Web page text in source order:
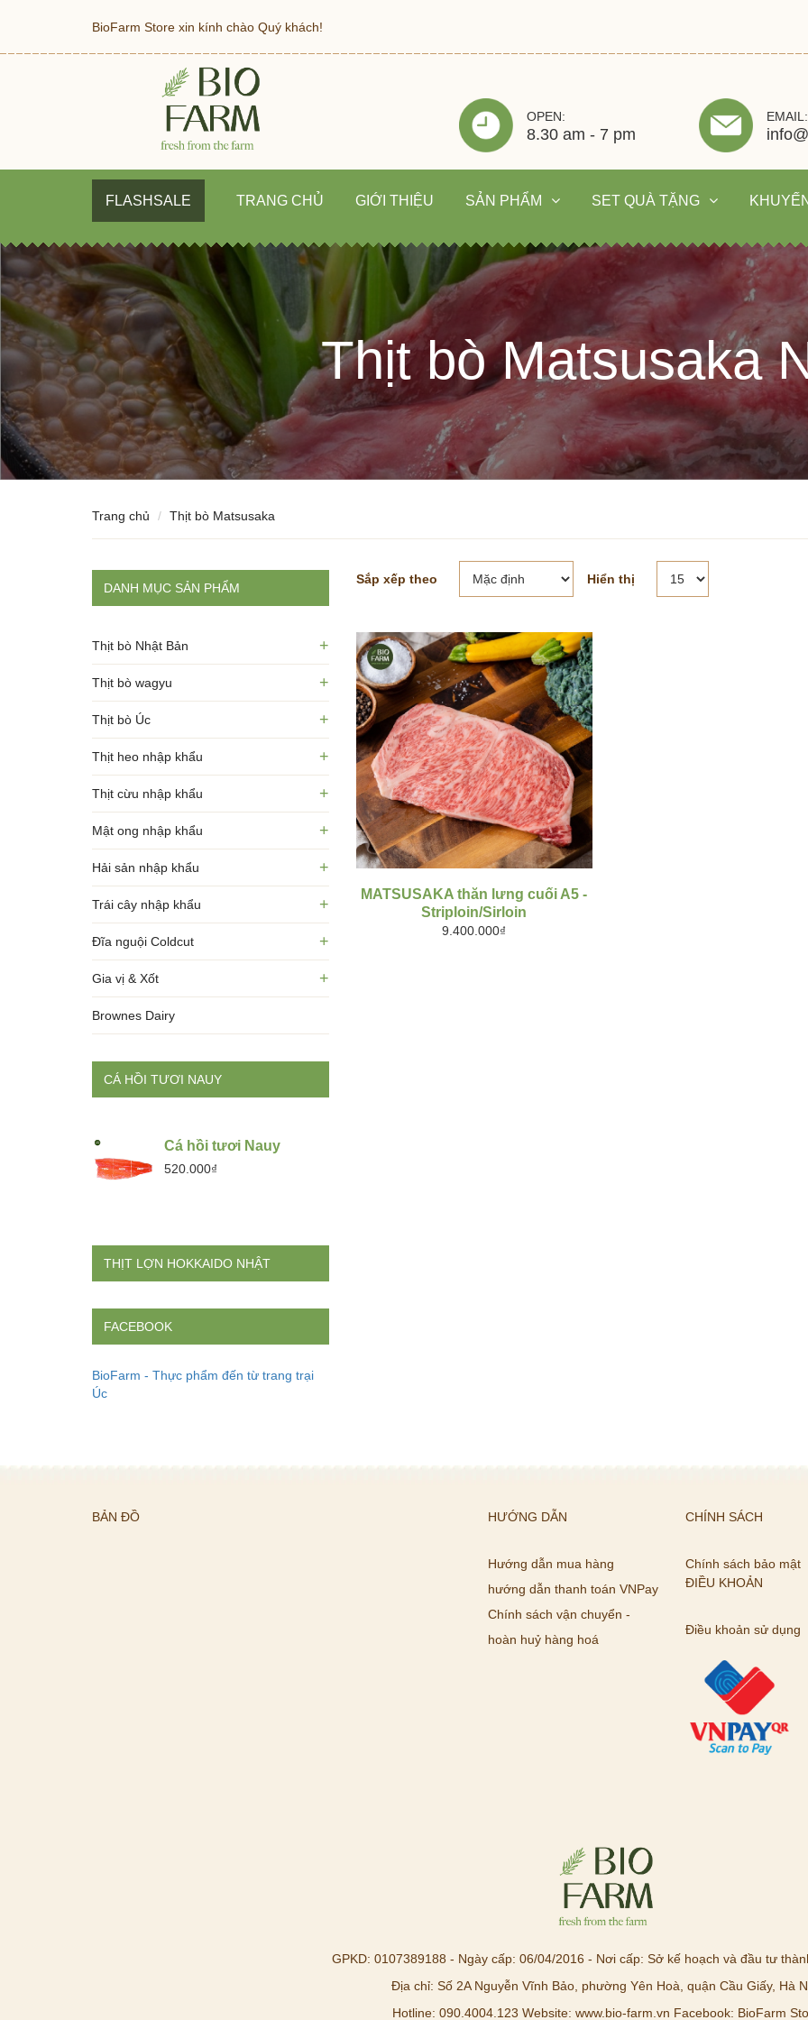
BioFarm Store xin kính chào Quý khách!
EMAIL:
OPEN:
8.30 am - 7 pm
FLASHSALE TRANG CHỦ GIỚI THIỆU SẢN PHẨM SET QUÀ TẶNG
Thịt bò Matsusaka
Trang chủ Thịt bò Matsusaka
Sắp xếp theo Hiển thị
MUA HÀNG
MATSUSAKA thăn lưng cuối A5 -
Striploin/Sirloin
9.400.000₫
DANH MỤC SẢN PHẨM
Thịt bò Nhật Bản +
Thịt bò wagyu +
Thịt bò Úc +
Thịt heo nhập khẩu +
Thịt cừu nhập khẩu +
Mật ong nhập khẩu +
Hải sản nhập khẩu +
Trái cây nhập khẩu +
Đĩa nguội Coldcut +
Gia vị & Xốt +
Brownes Dairy
CÁ HỒI TƯƠI NAUY
Cá hồi tươi Nauy
520.000₫
THỊT LỢN HOKKAIDO NHẬT
FACEBOOK
BioFarm - Thực phẩm đến từ trang trại
Úc
BẢN ĐỒ HƯỚNG DẪN
Hướng dẫn mua hàng
hướng dẫn thanh toán VNPay
Chính sách vận chuyển -
hoàn huỷ hàng hoá
CHÍNH SÁCH
Chính sách bảo mật
ĐIỀU KHOẢN
Điều khoản sử dụng
GPKD: 0107389188 - Ngày cấp: 06/04/2016 - Nơi cấp: Sở kế hoạch và đầu tư
Địa chỉ: Số 2A Nguyễn Vĩnh Bảo, phường Yên Hoà, quận Cầu Giấy, Hà
Hotline: 090.4004.123 Website: www.bio-farm.vn Facebook: BioFarm